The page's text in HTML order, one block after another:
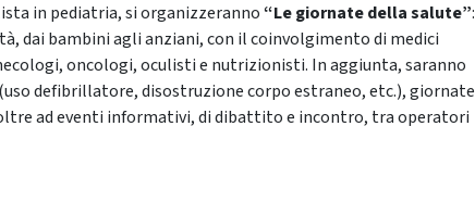
in pediatria, si organizzeranno“Le giornate della salute”:
dai bambini agli anziani, con il coinvolgimento di medici
oncologi, oculisti e nutrizionisti. In aggiunta, saranno
defibrillatore, disostruzione corpo estraneo, etc.), giornate
ad eventi informativi, di dibattito e incontro, tra operatori